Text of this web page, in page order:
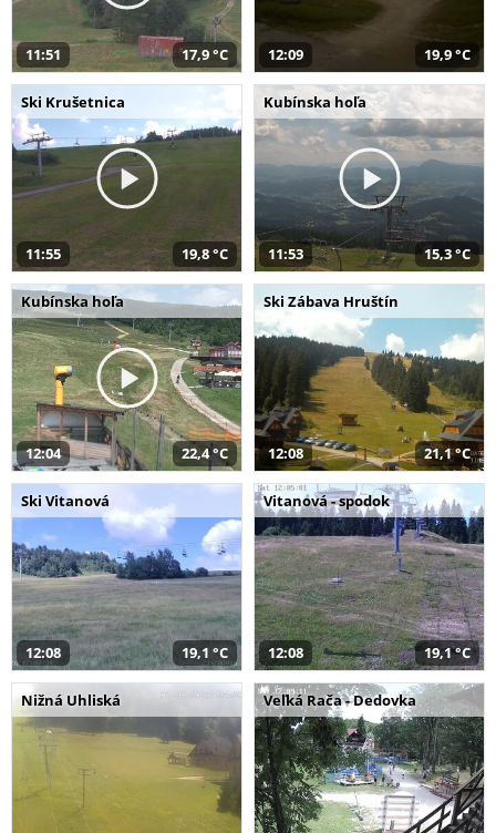
11:51 17,9 °C 12:09 19,9 °C
Ski Krušetnica
11:55 19,8 °C
Kubínska hoľa
11:53 15,3 °C
Kubínska hoľa
12:04 22,4 °C
Ski Zábava Hruštín
12:08 21,1 °C
Ski Vitanová
12:08 19,1 °C
Vitanová - spodok
12:08 19,1 °C
Nižná Uhliská Veľká Rača - Dedovka